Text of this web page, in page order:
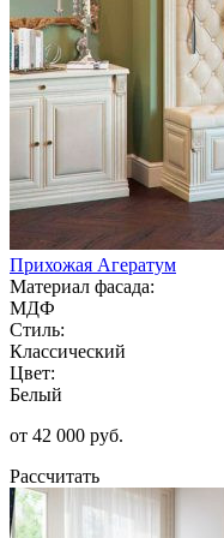
Прихожая Агератум
Материал фасада:
МДФ
Стиль:
Классический
Цвет:
Белый
от 42 000 руб.
Рассчитать